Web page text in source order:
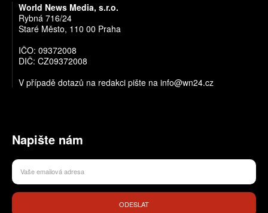
World News Media, s.r.o.
Rybná 716/24
Staré Město, 110 00 Praha
IČO: 09372008
DIČ: CZ09372008
V případě dotazů na redakci pište na info@wn24.cz
Napište nám
ODESLAT